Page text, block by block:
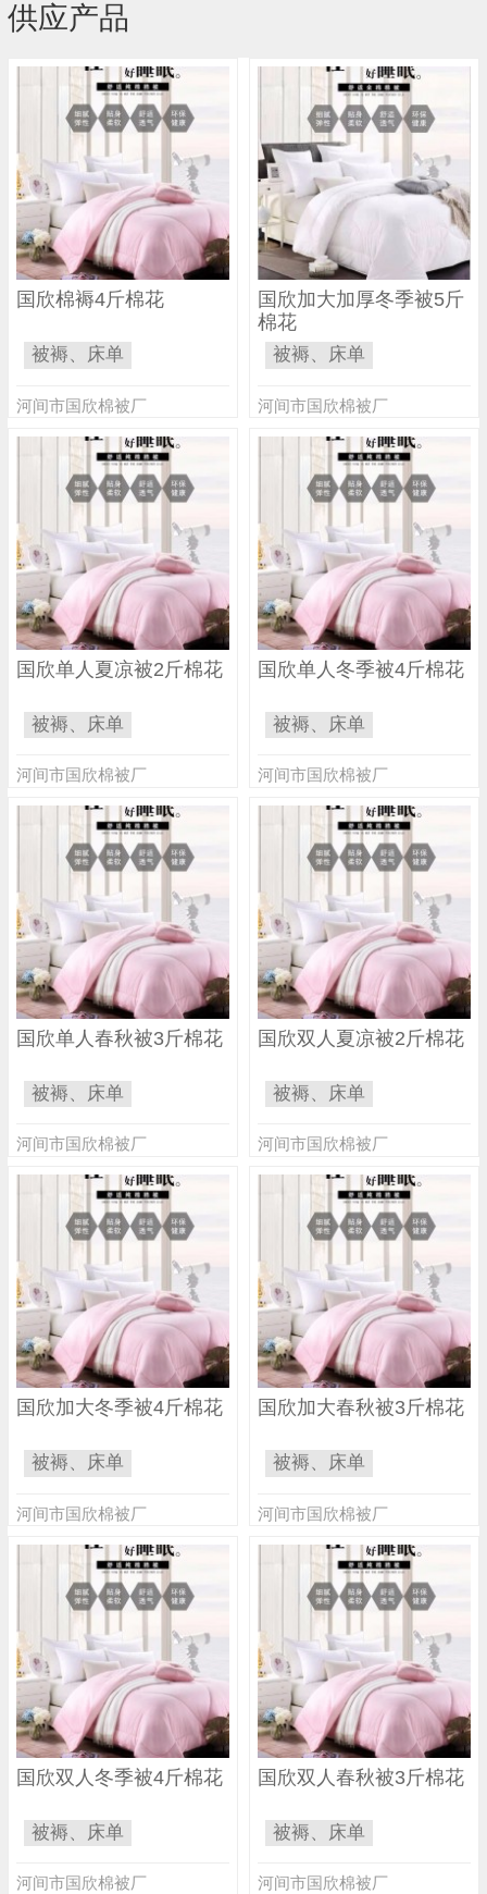
供应产品
国欣棉褥4斤棉花
被褥、床单
河间市国欣棉被厂
国欣加大加厚冬季被5斤
棉花
被褥、床单
河间市国欣棉被厂
国欣单人夏凉被2斤棉花
被褥、床单
河间市国欣棉被厂
国欣单人冬季被4斤棉花
被褥、床单
河间市国欣棉被厂
国欣单人春秋被3斤棉花
被褥、床单
河间市国欣棉被厂
国欣双人夏凉被2斤棉花
被褥、床单
河间市国欣棉被厂
国欣加大冬季被4斤棉花
被褥、床单
河间市国欣棉被厂
国欣加大春秋被3斤棉花
被褥、床单
河间市国欣棉被厂
国欣双人冬季被4斤棉花
被褥、床单
河间市国欣棉被厂
国欣双人春秋被3斤棉花
被褥、床单
河间市国欣棉被厂